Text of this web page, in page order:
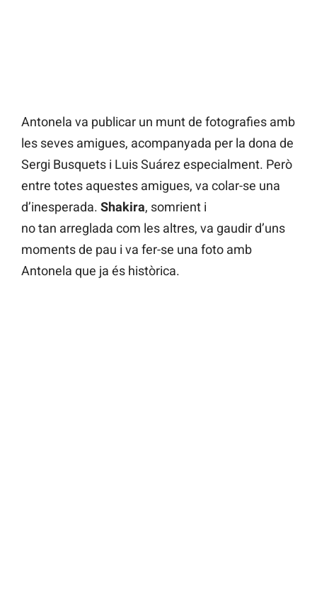
Antonela va publicar un munt de fotografies amb
les seves amigues, acompanyada per la dona de
Sergi Busquets i Luis Suárez especialment. Però
entre totes aquestes amigues, va colar-se una
d’inesperada. Shakira, somrient i
no tan arreglada com les altres, va gaudir d’uns
moments de pau i va fer-se una foto amb
Antonela que ja és històrica.